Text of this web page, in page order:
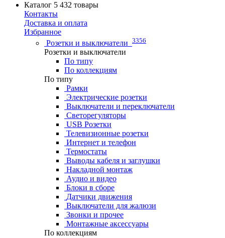
Каталог 5 432 товары
Контакты
Доставка и оплата
Избранное
Розетки и выключатели 3356
Розетки и выключатели
По типу
По коллекциям
По типу
Рамки
Электрические розетки
Выключатели и переключатели
Светорегуляторы
USB Розетки
Телевизионные розетки
Интернет и телефон
Термостаты
Выводы кабеля и заглушки
Накладной монтаж
Аудио и видео
Блоки в сборе
Датчики движения
Выключатели для жалюзи
Звонки и прочее
Монтажные аксессуары
По коллекциям